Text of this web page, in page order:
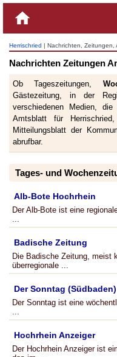
Herrischried | Nachrichten, Zeitungen,
Nachrichten Zeitungen
Ob Tageszeitungen,
Gästezeitung, in der
verschiedenen Medien,
Amtsblatt für
Mitteilungsblatt der
abrufbar.
Tages- und
Alb-Bote Hochrhein
Der Alb-Bote ist eine
...
Badische Zeitung
Die Badische Zeitung, meist
überregionale ...
Der Sonntag (Südbaden)
Der Sonntag ist eine
...
Hochrhein Anzeiger
Der Hochrhein Anzeiger ist